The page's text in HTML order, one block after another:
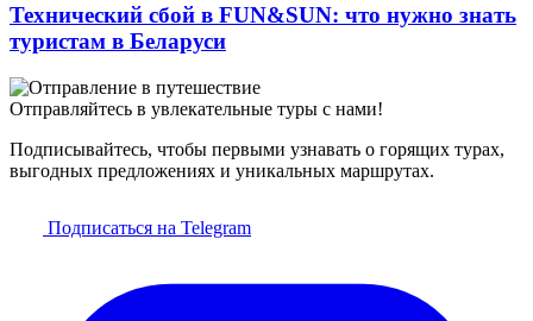
Технический сбой в FUN&SUN: что нужно знать
туристам в Беларуси
Отправляйтесь в увлекательные туры с нами!
Подписывайтесь, чтобы первыми узнавать о горящих турах,
выгодных предложениях и уникальных маршрутах.
Подписаться на Telegram